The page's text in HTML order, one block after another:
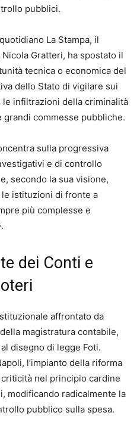
pubblici.
La Stampa, il
Gratteri, ha spostato il
tecnica o economica del
dello Stato di vigilare sui
infiltrazioni della criminalità
grandi commesse pubbliche.
sulla progressiva
e di controllo
secondo la sua visione,
istituzioni di fronte a
più complesse e
dei Conti e
affrontato da
magistratura contabile,
disegno di legge Foti.
l’impianto della riforma
nel principio cardine
modificando radicalmente la
pubblico sulla spesa.